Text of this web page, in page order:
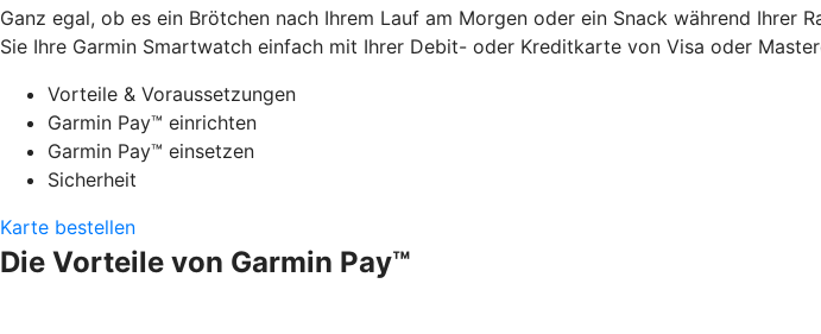
Ganz egal, ob es ein Brötchen nach Ihrem Lauf am Morgen oder ein Snack während Ihrer
Sie Ihre Garmin Smartwatch einfach mit Ihrer Debit- oder Kreditkarte von Visa oder
Vorteile & Voraussetzungen
Garmin Pay™ einrichten
Garmin Pay™ einsetzen
Sicherheit
Karte bestellen
Die Vorteile von Garmin Pay™